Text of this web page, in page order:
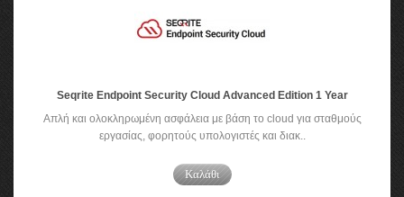
Seqrite Endpoint Security Cloud Advanced Edition 1 Year
Απλή και ολοκληρωμένη ασφάλεια με βάση το cloud για σταθμούς
εργασίας, φορητούς υπολογιστές και διακ..
Καλάθι